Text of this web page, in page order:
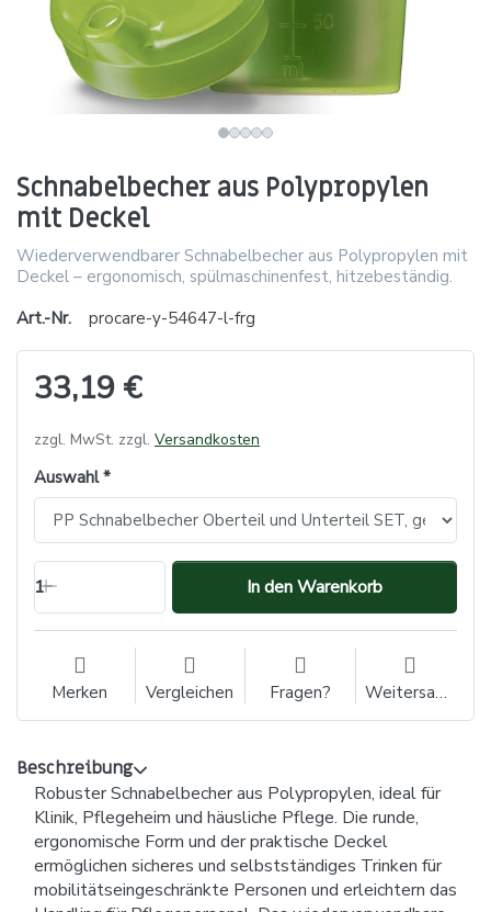
Schnabelbecher aus Polypropylen
mit Deckel
Wiederverwendbarer Schnabelbecher aus Polypropylen mit
Deckel – ergonomisch, spülmaschinenfest, hitzebeständig.
Art.-Nr.
procare-y-54647-l-frg
33,19 €
zzgl. MwSt. zzgl. Versandkosten
Auswahl
1 In den Warenkorb
Merken Vergleichen Fragen? Weitersagen
Beschreibung
Robuster Schnabelbecher aus Polypropylen, ideal für
Klinik, Pflegeheim und häusliche Pflege. Die runde,
ergonomische Form und der praktische Deckel
ermöglichen sicheres und selbstständiges Trinken für
mobilitätseingeschränkte Personen und erleichtern das